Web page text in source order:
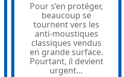
Pour s’en protéger,
beaucoup se
tournent vers les
anti-moustiques
classiques vendus
en grande surface.
Pourtant, il devient
urgent…